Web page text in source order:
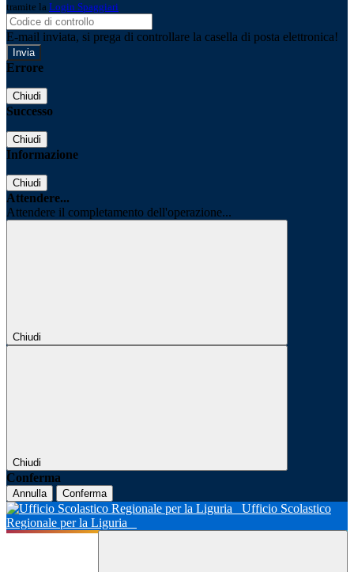
tramite la Login Spaggiari
E-mail inviata, si prega di controllare la casella di posta elettronica!
Errore
Chiudi
Successo
Chiudi
Informazione
Chiudi
Attendere...
Attendere il completamento dell'operazione...
Chiudi
Chiudi
Conferma
Annulla Conferma
Ufficio Scolastico
Regionale per la Liguria